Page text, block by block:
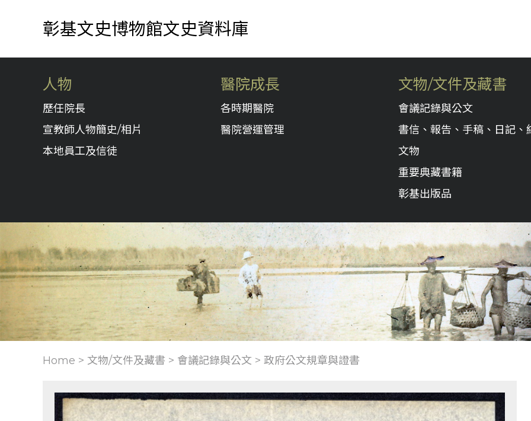
彰基文史博物館文史資料庫
人物
歷任院長
宣教師人物簡史/相片
本地員工及信徒
醫院成長
各時期醫院
醫院營運管理
文物/文件及藏書
會議記錄與公文
書信、報告、手稿、日記、
文物
重要典藏書籍
彰基出版品
Home > 文物/文件及藏書 > 會議記錄與公文 > 政府公文規章與證書